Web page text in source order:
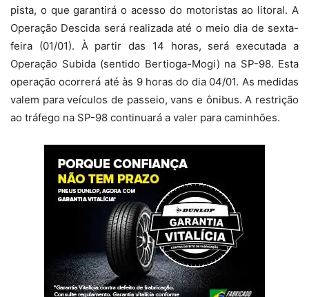
pista, o que garantirá o acesso do motoristas ao litoral. A
Operação Descida será realizada até o meio dia de sexta-
feira (01/01). À partir das 14 horas, será executada a
Operação Subida (sentido Bertioga-Mogi) na SP-98. Esta
operação ocorrerá até às 9 horas do dia 04/01. As medidas
valem para veículos de passeio, vans e ônibus. A restrição
ao tráfego na SP-98 continuará a valer para caminhões.